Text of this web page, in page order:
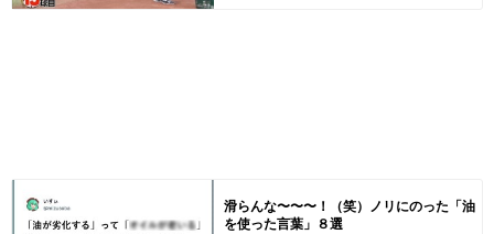
滑らんな〜〜〜！（笑）ノリにのった「油
を使った言葉」８選